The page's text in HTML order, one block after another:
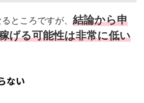
ところですが、 結論から申
げる可能性は非常に低い
ない